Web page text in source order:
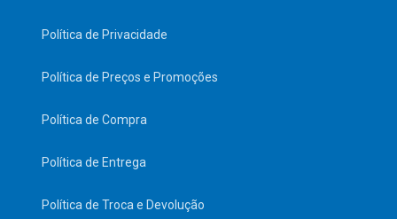
Política de Privacidade
Política de Preços e Promoções
Política de Compra
Política de Entrega
Política de Troca e Devolução